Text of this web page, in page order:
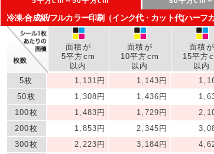
冷凍-合成紙/フルカラー印刷（インク代・カット代[ハーフ
面積が
5平方cm
以内
面積が
10平方cm
以内
面積が
15平方
以内
5枚
1,131円 1,143円
50枚
1,308円 1,436円
100枚
1,483円 1,729円
200枚
1,853円 2,345円
300枚
2,223円 3,184円